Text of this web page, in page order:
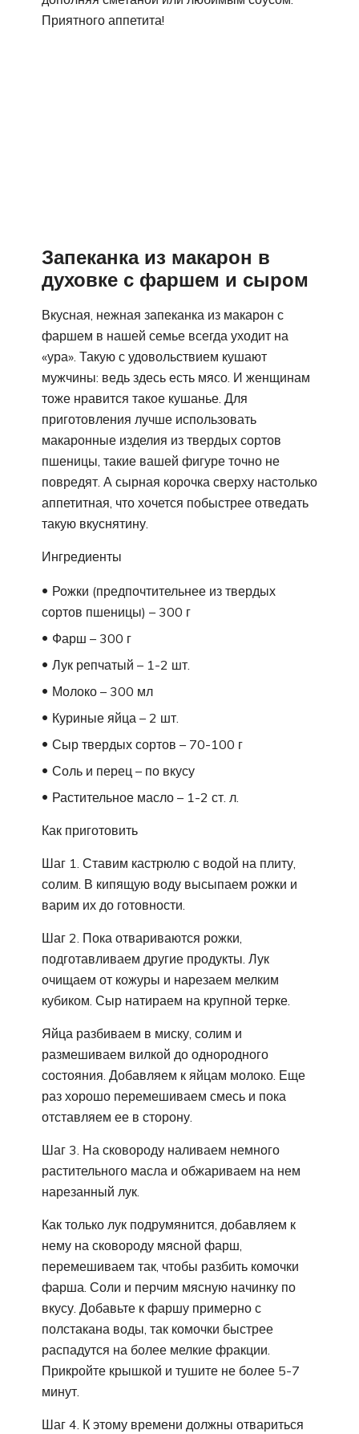
Приятного аппетита!
Запеканка из макарон в
духовке с фаршем и сыром
Вкусная, нежная запеканка из макарон с
фаршем в нашей семье всегда уходит на
«ура». Такую с удовольствием кушают
мужчины: ведь здесь есть мясо. И женщинам
тоже нравится такое кушанье. Для
приготовления лучше использовать
макаронные изделия из твердых сортов
пшеницы, такие вашей фигуре точно не
повредят. А сырная корочка сверху настолько
аппетитная, что хочется побыстрее отведать
такую вкуснятину.
Ингредиенты
Рожки (предпочтительнее из твердых
сортов пшеницы) – 300 г
Фарш – 300 г
Лук репчатый – 1-2 шт.
Молоко – 300 мл
Куриные яйца – 2 шт.
Сыр твердых сортов – 70-100 г
Соль и перец – по вкусу
Растительное масло – 1-2 ст. л.
Как приготовить
Шаг 1. Ставим кастрюлю с водой на плиту,
солим. В кипящую воду высыпаем рожки и
варим их до готовности.
Шаг 2. Пока отвариваются рожки,
подготавливаем другие продукты. Лук
очищаем от кожуры и нарезаем мелким
кубиком. Сыр натираем на крупной терке.
Яйца разбиваем в миску, солим и
размешиваем вилкой до однородного
состояния. Добавляем к яйцам молоко. Еще
раз хорошо перемешиваем смесь и пока
отставляем ее в сторону.
Шаг 3. На сковороду наливаем немного
растительного масла и обжариваем на нем
нарезанный лук.
Как только лук подрумянится, добавляем к
нему на сковороду мясной фарш,
перемешиваем так, чтобы разбить комочки
фарша. Соли и перчим мясную начинку по
вкусу. Добавьте к фаршу примерно с
полстакана воды, так комочки быстрее
распадутся на более мелкие фракции.
Прикройте крышкой и тушите не более 5-7
минут.
Шаг 4. К этому времени должны отвариться